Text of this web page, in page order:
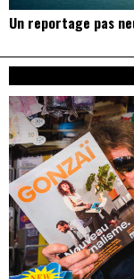
Un reportage pas